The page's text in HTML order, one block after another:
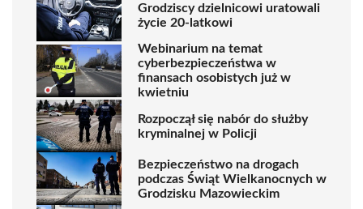
Grodziscy dzielnicowi uratowali
życie 20-latkowi
Webinarium na temat
cyberbezpieczeństwa w
finansach osobistych już w
kwietniu
Rozpoczął się nabór do służby
kryminalnej w Policji
Bezpieczeństwo na drogach
podczas Świąt Wielkanocnych w
Grodzisku Mazowieckim